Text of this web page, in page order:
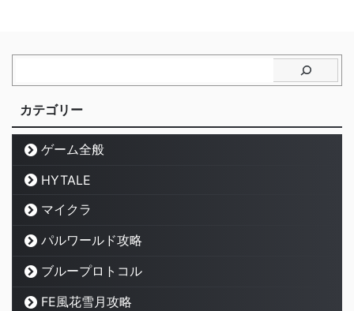
カテゴリー
ゲーム全般
HYTALE
マイクラ
パルワールド攻略
ブループロトコル
FE風花雪月攻略